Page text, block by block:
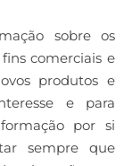
sobre os
comerciais e
produtos e
e para
por si
sempre que